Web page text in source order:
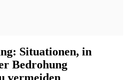
Situationen, in
Bedrohung